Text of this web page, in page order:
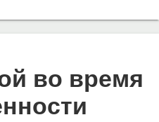
во время